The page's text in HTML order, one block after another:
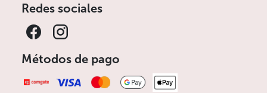
Redes sociales
Métodos de pago